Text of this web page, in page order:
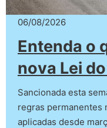
06/08/2026
Entenda o
nova Lei
Sancionada esta
regras permanentes
aplicadas desde